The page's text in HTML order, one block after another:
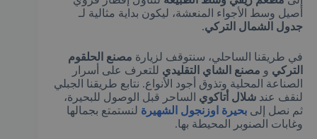
أصيل وسط الأجواء المنعشة، ليكون بداية مثالية لـ
جدول الشمال التركي.
في طريقنا الساحلي، سنتوقف لزيارة مصنع الحلقوم
التركي و مصنع الشاي التقليدي للتعرف على أسرار
الصناعة المحلية وتذوق أجود الأنواع. نتابع طريقنا الجبلي
لنقف عند شلال أتاكوي الساحر قبل الوصول للبحيرة،
ثم نصل إلى بحيرة اوزنجول الشهيرة لنستمتع بجمالها
وغابات الصنوبر المحيطة بها.